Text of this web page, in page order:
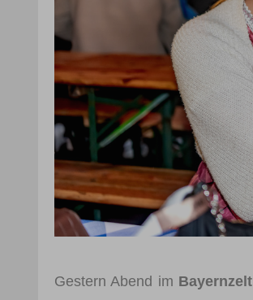
Gestern Abend im Bayernzelt